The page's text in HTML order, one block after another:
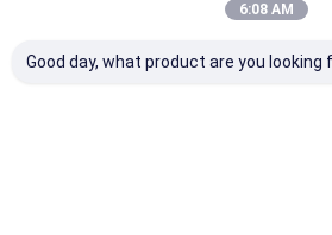
6:08 AM
Good day, what product are you looking